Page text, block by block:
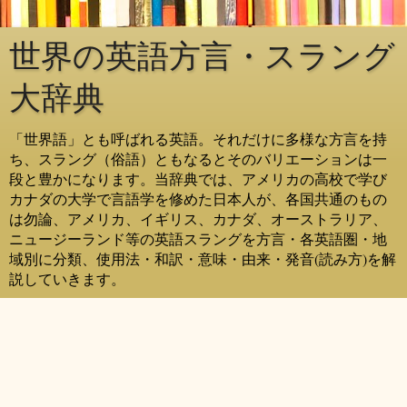
世界の英語方言・スラング
大辞典
「世界語」とも呼ばれる英語。それだけに多様な方言を持
ち、スラング（俗語）ともなるとそのバリエーションは一
段と豊かになります。当辞典では、アメリカの高校で学び
カナダの大学で言語学を修めた日本人が、各国共通のもの
は勿論、アメリカ、イギリス、カナダ、オーストラリア、
ニュージーランド等の英語スラングを方言・各英語圏・地
域別に分類、使用法・和訳・意味・由来・発音(読み方)を解
説していきます。